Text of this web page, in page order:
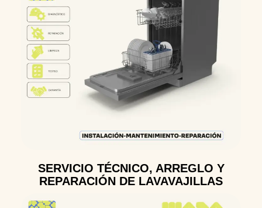
SERVICIO TÉCNICO, ARREGLO Y
REPARACIÓN DE LAVAVAJILLAS